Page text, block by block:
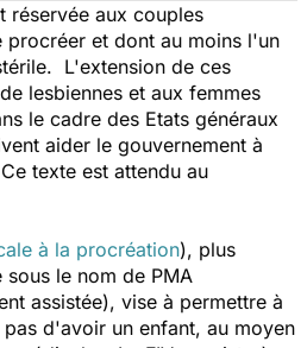
réservée aux couples
procréer et dont au moins l'un
L'extension de ces
lesbiennes et aux femmes
le cadre des Etats généraux
aider le gouvernement à
texte est attendu au
à la procréation), plus
le nom de PMA
assistée), vise à permettre à
d'avoir un enfant, au moyen